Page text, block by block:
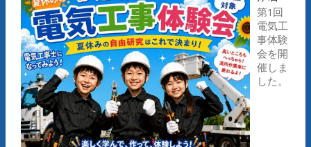
第1回
電気工
事体験
会を開
催しま
した。